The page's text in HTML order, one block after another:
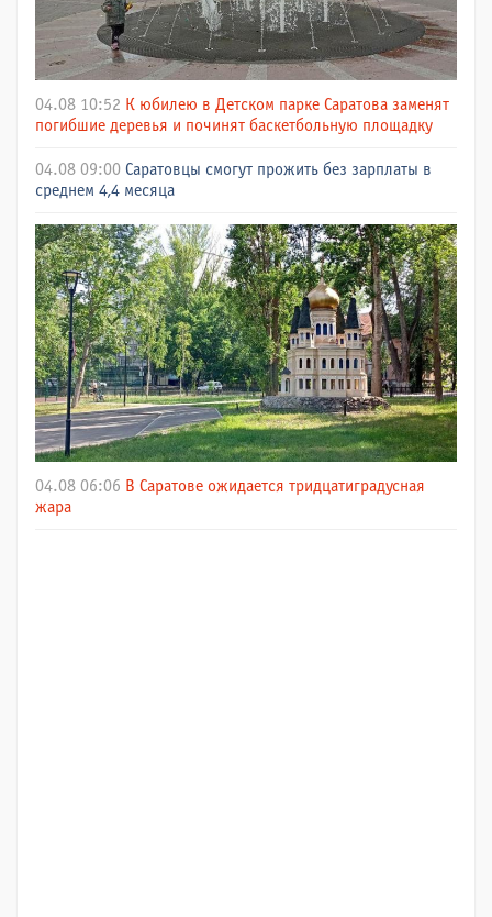
04.08 10:52 К юбилею в Детском парке Саратова заменят
погибшие деревья и починят баскетбольную площадку
04.08 09:00 Саратовцы смогут прожить без зарплаты в
среднем 4,4 месяца
04.08 06:06 В Саратове ожидается тридцатиградусная
жара